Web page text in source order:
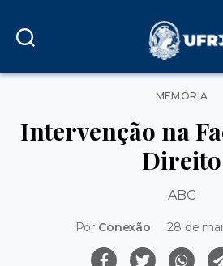
MEMÓRIA
Intervenção na
Direito
ABC
Por Conexão 28 de